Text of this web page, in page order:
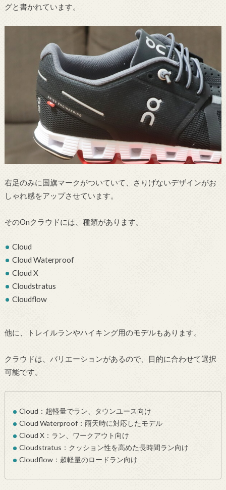
グと書かれています。
右足のみに国旗マークがついていて、さりげないデザインがお
しゃれ感をアップさせています。
そのOnクラウドには、種類があります。
Cloud
Cloud Waterproof
Cloud X
Cloudstratus
Cloudflow
他に、トレイルランやハイキング用のモデルもあります。
クラウドは、バリエーションがあるので、目的に合わせて選択
可能です。
Cloud：超軽量でラン、タウンユース向け
Cloud Waterproof：雨天時に対応したモデル
Cloud X：ラン、ワークアウト向け
Cloudstratus：クッション性を高めた長時間ラン向け
Cloudflow：超軽量のロードラン向け